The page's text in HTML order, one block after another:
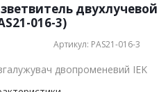
016-3)
Артикул: PAS21-016-3
двопроменевий IEK